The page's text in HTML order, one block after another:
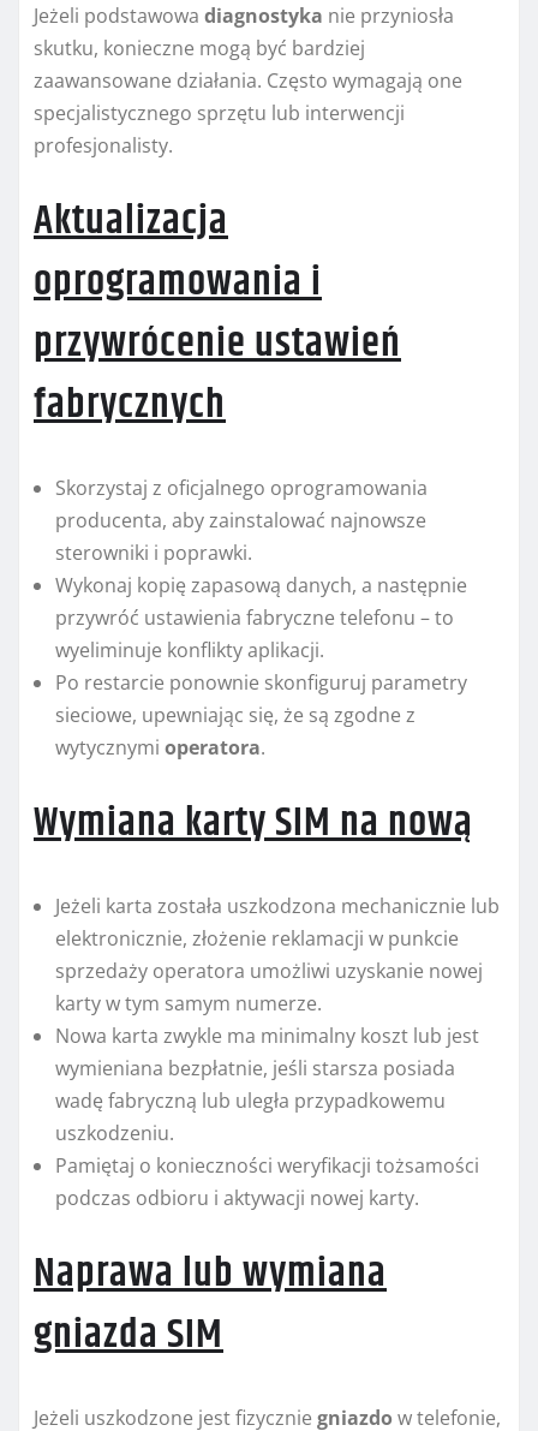
Jeżeli podstawowa diagnostyka nie przyniosła
skutku, konieczne mogą być bardziej
zaawansowane działania. Często wymagają one
specjalistycznego sprzętu lub interwencji
profesjonalisty.
Aktualizacja
oprogramowania i
przywrócenie ustawień
fabrycznych
Skorzystaj z oficjalnego oprogramowania
producenta, aby zainstalować najnowsze
sterowniki i poprawki.
Wykonaj kopię zapasową danych, a następnie
przywróć ustawienia fabryczne telefonu – to
wyeliminuje konflikty aplikacji.
Po restarcie ponownie skonfiguruj parametry
sieciowe, upewniając się, że są zgodne z
wytycznymi operatora.
Wymiana karty SIM na nową
Jeżeli karta została uszkodzona mechanicznie lub
elektronicznie, złożenie reklamacji w punkcie
sprzedaży operatora umożliwi uzyskanie nowej
karty w tym samym numerze.
Nowa karta zwykle ma minimalny koszt lub jest
wymieniana bezpłatnie, jeśli starsza posiada
wadę fabryczną lub uległa przypadkowemu
uszkodzeniu.
Pamiętaj o konieczności weryfikacji tożsamości
podczas odbioru i aktywacji nowej karty.
Naprawa lub wymiana
gniazda SIM
Jeżeli uszkodzone jest fizycznie gniazdo w telefonie,